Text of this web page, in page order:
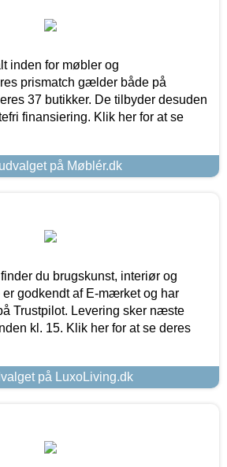
inden for møbler og
prismatch gælder både på
37 butikker. De tilbyder desuden
finansiering. Klik her for at se
på Møblér.dk
du brugskunst, interiør og
godkendt af E-mærket og har
Trustpilot. Levering sker næste
kl. 15. Klik her for at se deres
på LuxoLiving.dk